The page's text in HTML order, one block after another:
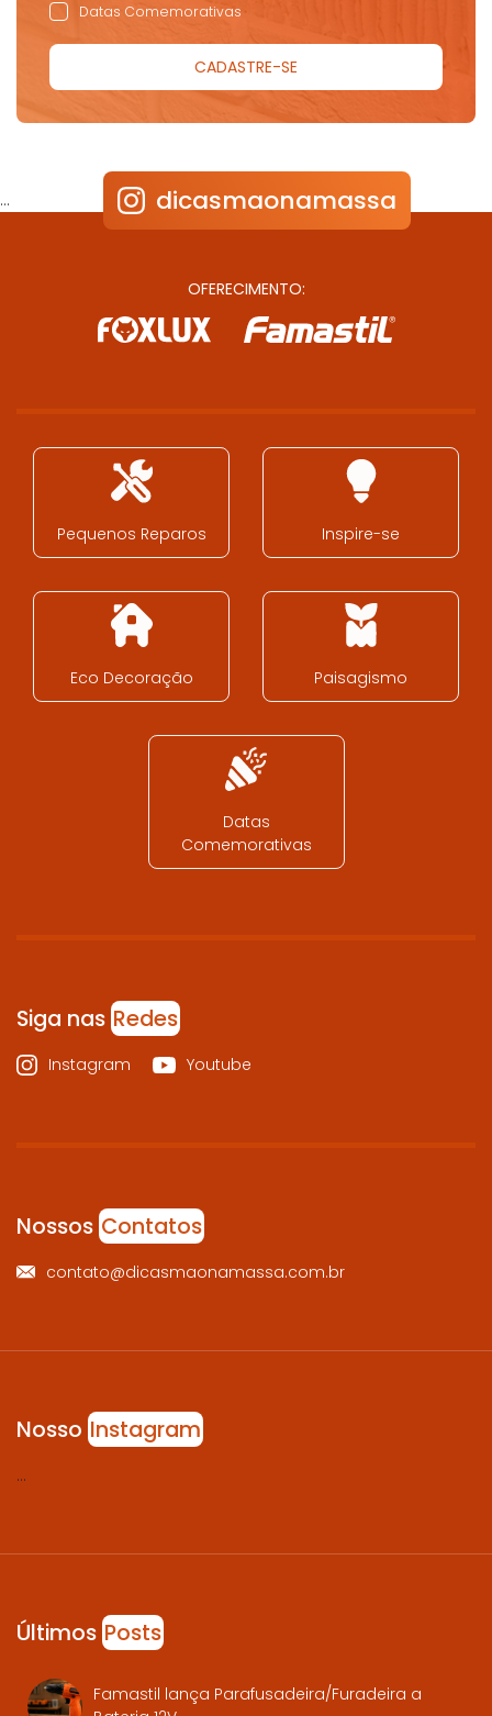
Datas Comemorativas
… dicasmaonamassa
OFERECIMENTO:
Pequenos Reparos Inspire-se
Eco Decoração Paisagismo
Datas
Comemorativas
Siga nas Redes
Instagram Youtube
Nossos Contatos
contato@dicasmaonamassa.com.br
Nosso Instagram
…
Últimos Posts
Famastil lança Parafusadeira/Furadeira a